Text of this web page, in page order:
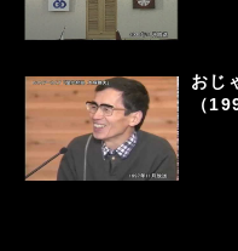
おじ
（